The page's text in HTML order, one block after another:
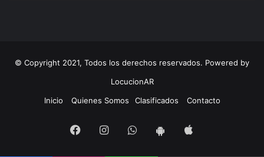
© Copyright 2021, Todos los derechos reservados. Powered by
LocucionAR
Inicio
Quienes Somos Clasificados Contacto
FacebookInstagramWhatsapp